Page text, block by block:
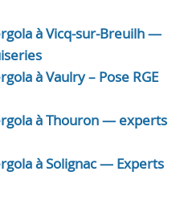
à Vicq-sur-Breuilh —
à Vaulry – Pose RGE
à Thouron — experts
à Solignac — Experts